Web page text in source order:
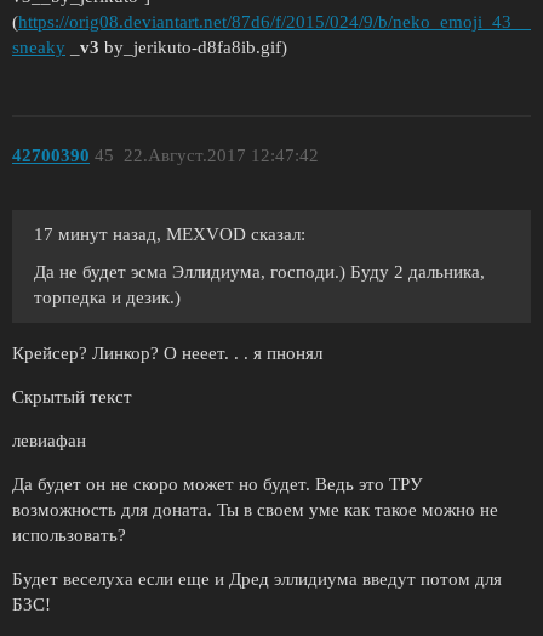
(https://orig08.deviantart.net/87d6/f/2015/024/9/b/neko_emoji_43__
sneaky
v3 by_jerikuto-d8fa8ib.gif)
42700390 22.Август.2017 12:47:42
45
17 минут назад, MEXVOD сказал:
Да не будет эсма Эллидиума, господи.) Буду 2 дальника,
торпедка и дезик.)
Крейсер? Линкор? О нееет. . . я пнонял
Скрытый текст
левиафан
Да будет он не скоро может но будет. Ведь это ТРУ
возможность для доната. Ты в своем уме как такое можно не
использовать?
Будет веселуха если еще и Дред эллидиума введут потом для
БЗС!